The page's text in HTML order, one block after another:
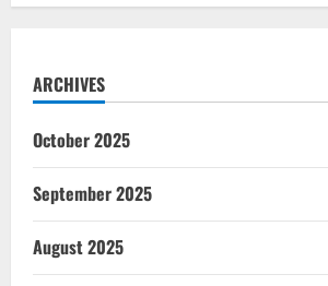
ARCHIVES
October 2025
September 2025
August 2025